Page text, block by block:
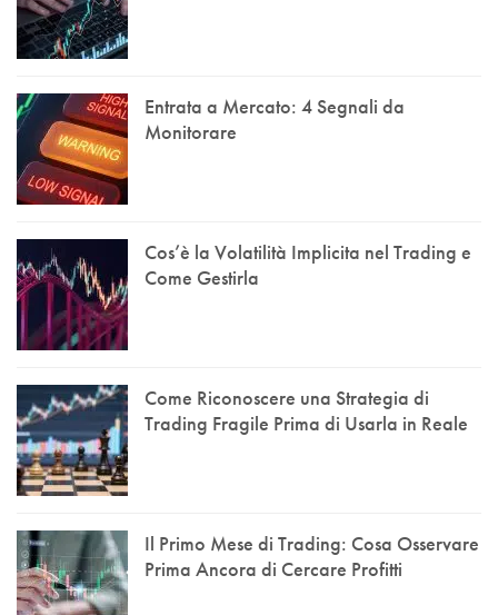
Entrata a Mercato: 4 Segnali da
Monitorare
Cos’è la Volatilità Implicita nel Trading e
Come Gestirla
Come Riconoscere una Strategia di
Trading Fragile Prima di Usarla in Reale
Il Primo Mese di Trading: Cosa Osservare
Prima Ancora di Cercare Profitti